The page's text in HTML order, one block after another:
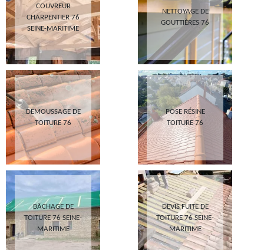
COUVREUR
CHARPENTIER 76
SEINE-MARITIME
NETTOYAGE DE
GOUTTIÈRES 76
DEMOUSSAGE DE
TOITURE 76
POSE RÉSINE
TOITURE 76
BÂCHAGE DE
TOITURE 76 SEINE-
MARITIME
DEVIS FUITE DE
TOITURE 76 SEINE-
MARITIME